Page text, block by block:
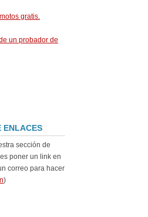
gratis.
un probador de
ENLACES
sección de
poner un link en
correo para hacer
)